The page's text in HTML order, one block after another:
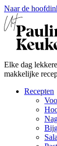
Naar de
Elke dag
makkelijke
Recepten